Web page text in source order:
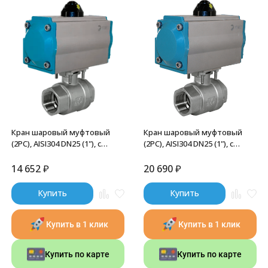
Кран шаровый муфтовый
(2PC), AISI304 DN25 (1"), с
пневмоприводом AT63D, NK-
14 652₽
Купить
Купить в 1 клик
Купить по карте
Кран шаровый муфтовый
(2PC), AISI304 DN25 (1"), с
пневмоприводом AT92S, NK-
20 690₽
Купить
Купить в 1 клик
Купить по карте